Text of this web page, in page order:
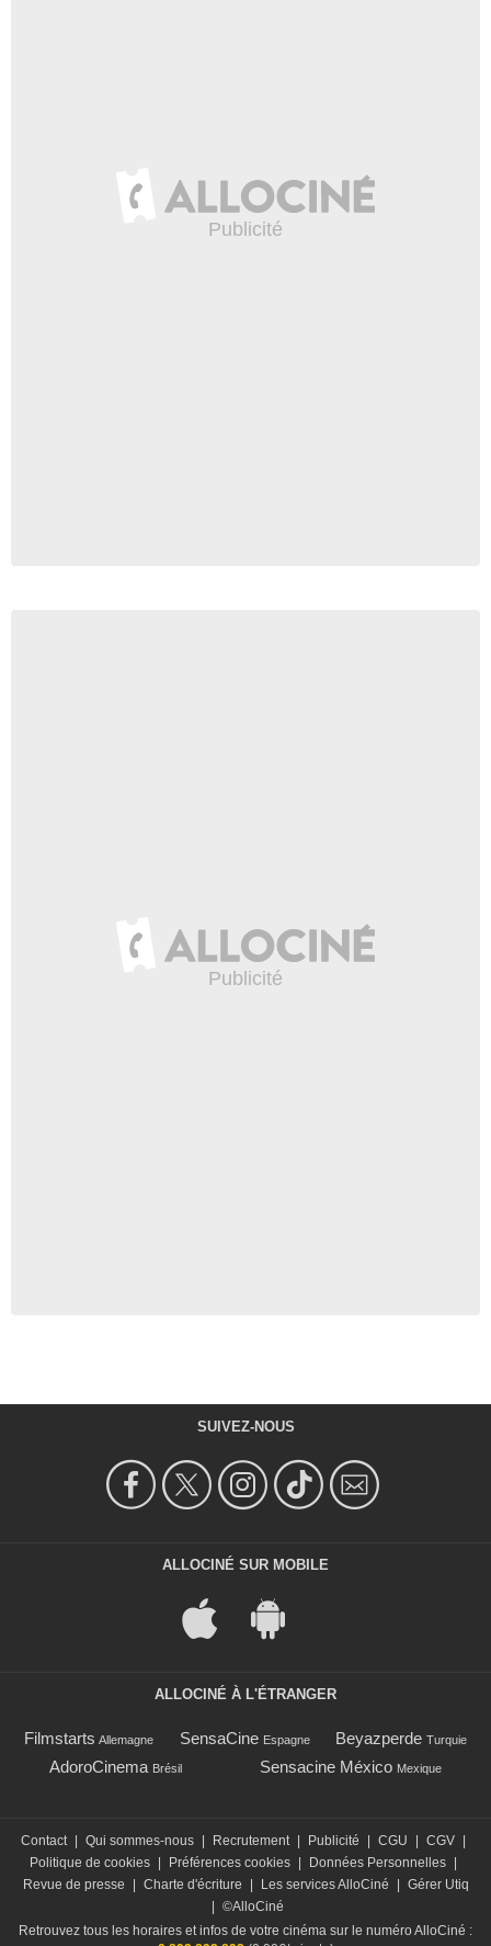
SUIVEZ-NOUS
ALLOCINÉ SUR MOBILE
ALLOCINÉ À L'ÉTRANGER
Filmstarts Allemagne SensaCine Espagne Beyazperde Turquie
AdoroCinema Brésil Sensacine México Mexique
Contact Qui sommes-nous Recrutement Publicité CGU CGV
Politique de cookies
Préférences cookies Données Personnelles
Revue de presse
Charte d'écriture Les services AlloCiné
Gérer Utiq
©AlloCiné
Retrouvez tous les horaires et infos de votre cinéma sur le numéro AlloCiné :